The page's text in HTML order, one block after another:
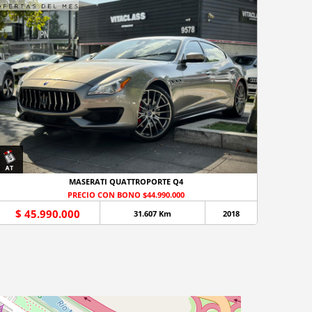
MASERATI QUATTROPORTE Q4
PRECIO CON BONO $44.990.000
$ 45.990.000 31.607 Km 2018